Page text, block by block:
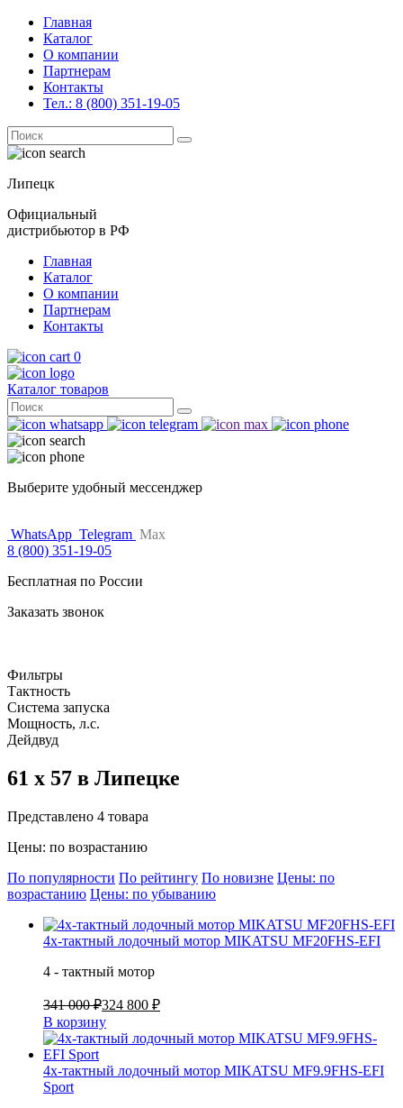
Главная
Каталог
О компании
Партнерам
Контакты
Тел.: 8 (800) 351-19-05
Поиск
for:
Липецк
Официальный
дистрибьютор в РФ
Главная
Каталог
О компании
Партнерам
Контакты
0
Каталог товаров
Поиск
for:
Выберите удобный мессенджер
WhatsApp Telegram Max
8 (800) 351-19-05
Бесплатная по России
Заказать звонок
Фильтры
Тактность
Система запуска
Мощность, л.с.
Дейдвуд
61 x 57 в Липецке
Представлено 4 товара
Цены: по возрастанию
По популярности По рейтингу По новизне Цены: по
возрастанию Цены: по убыванию
4х-тактный лодочный мотор MIKATSU MF20FHS-EFI
4 - тактный мотор
341 000 ₽324 800 ₽
В корзину
4х-тактный лодочный мотор MIKATSU MF9.9FHS-EFI
Sport